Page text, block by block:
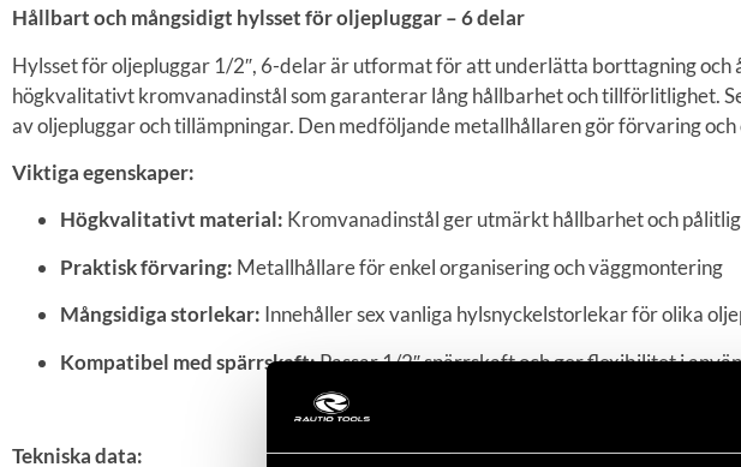
Hållbart och mångsidigt hylsset för oljepluggar – 6 delar
Hylsset för oljepluggar 1/2″, 6-delar är utformat för att underlätta borttagning
högkvalitativt kromvanadinstål som garanterar lång hållbarhet och tillförlitlighet.
av oljepluggar och tillämpningar. Den medföljande metallhållaren gör förvaring och
Viktiga egenskaper:
Högkvalitativt material: Kromvanadinstål ger utmärkt hållbarhet och
Praktisk förvaring: Metallhållare för enkel organisering och väggmontering
Mångsidiga storlekar: Innehåller sex vanliga hylsnyckelstorlekar för olika
Kompatibel med spärrskaft:Passar 1/2″ spärrskaft och ger flexibilitet i
Tekniska data: